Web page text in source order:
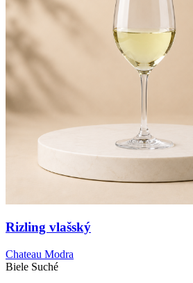
Rizling vlašský
Chateau Modra
Biele Suché